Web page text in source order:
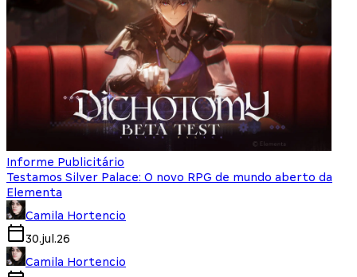
Informe Publicitário
Testamos Silver Palace: O novo RPG de mundo aberto da
Elementa
Camila Hortencio
30.jul.26
Camila Hortencio